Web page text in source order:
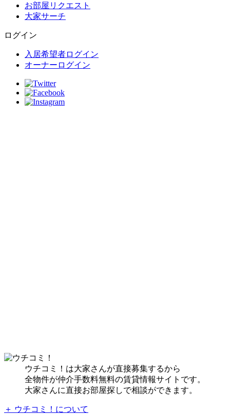
お部屋リクエスト
大家サーチ
ログイン
入居希望者ログイン
オーナーログイン
ウチコミ！は大家さんが直接募集するから
全物件が仲介手数料無料の賃貸情報サイトです。
大家さんに直接お部屋探しで相談ができます。
＋ ウチコミ！について